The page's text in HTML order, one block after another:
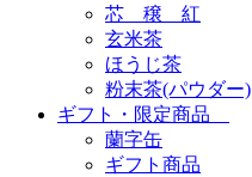
芯 穣 紅
玄米茶
ほうじ茶
粉末茶(パウダー)
ギフト・限定商品
蘭字缶
ギフト商品